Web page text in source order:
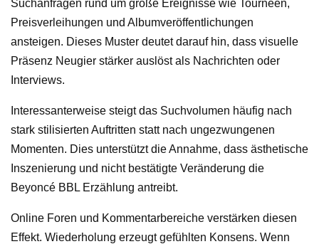
Suchanfragen rund um große Ereignisse wie Tourneen,
Preisverleihungen und Albumveröffentlichungen
ansteigen. Dieses Muster deutet darauf hin, dass visuelle
Präsenz Neugier stärker auslöst als Nachrichten oder
Interviews.
Interessanterweise steigt das Suchvolumen häufig nach
stark stilisierten Auftritten statt nach ungezwungenen
Momenten. Dies unterstützt die Annahme, dass ästhetische
Inszenierung und nicht bestätigte Veränderung die
Beyoncé BBL Erzählung antreibt.
Online Foren und Kommentarbereiche verstärken diesen
Effekt. Wiederholung erzeugt gefühlten Konsens. Wenn